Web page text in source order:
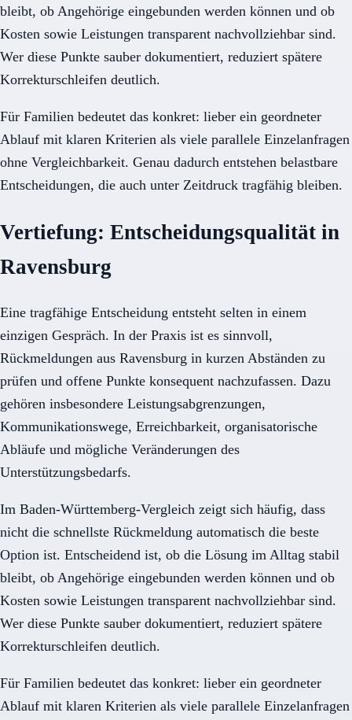
bleibt, ob Angehörige eingebunden werden können und ob
Kosten sowie Leistungen transparent nachvollziehbar sind.
Wer diese Punkte sauber dokumentiert, reduziert spätere
Korrekturschleifen deutlich.
Für Familien bedeutet das konkret: lieber ein geordneter
Ablauf mit klaren Kriterien als viele parallele Einzelanfragen
ohne Vergleichbarkeit. Genau dadurch entstehen belastbare
Entscheidungen, die auch unter Zeitdruck tragfähig bleiben.
Vertiefung: Entscheidungsqualität in
Ravensburg
Eine tragfähige Entscheidung entsteht selten in einem
einzigen Gespräch. In der Praxis ist es sinnvoll,
Rückmeldungen aus Ravensburg in kurzen Abständen zu
prüfen und offene Punkte konsequent nachzufassen. Dazu
gehören insbesondere Leistungsabgrenzungen,
Kommunikationswege, Erreichbarkeit, organisatorische
Abläufe und mögliche Veränderungen des
Unterstützungsbedarfs.
Im Baden-Württemberg-Vergleich zeigt sich häufig, dass
nicht die schnellste Rückmeldung automatisch die beste
Option ist. Entscheidend ist, ob die Lösung im Alltag stabil
bleibt, ob Angehörige eingebunden werden können und ob
Kosten sowie Leistungen transparent nachvollziehbar sind.
Wer diese Punkte sauber dokumentiert, reduziert spätere
Korrekturschleifen deutlich.
Für Familien bedeutet das konkret: lieber ein geordneter
Ablauf mit klaren Kriterien als viele parallele Einzelanfragen